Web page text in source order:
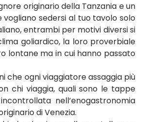
originario della Tanzania e un
sedersi al tuo tavolo solo
entrambi per motivi diversi si
goliardico, la loro proverbiale
lontane ma in cui hanno passato
che ogni viaggiatore assaggia più
chi viaggia, quali sono le tappe
nell’enogastronomia
di Venezia.